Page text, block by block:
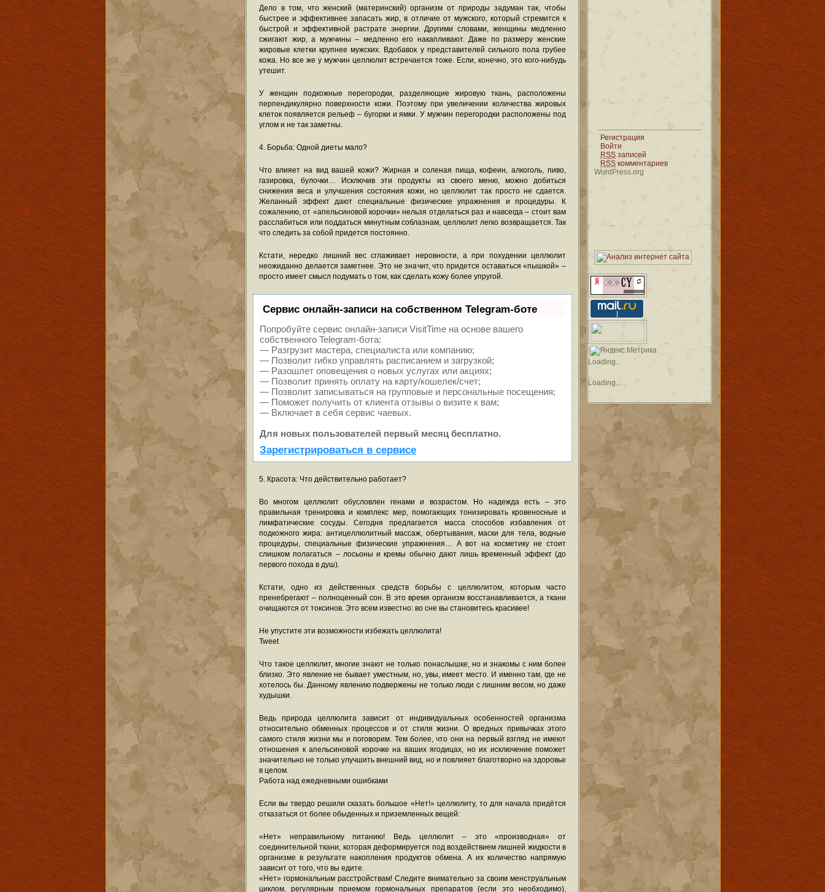
Дело в том, что женский (материнский) организм от природы задуман так, чтобы
быстрее и эффективнее запасать жир, в отличие от мужского, который стремится к
быстрой и эффективной растрате энергии. Другими словами, женщины медленно
сжигают жир, а мужчины – медленно его накапливают. Даже по размеру женские
жировые клетки крупнее мужских. Вдобавок у представителей сильного пола грубее
кожа. Но все же у мужчин целлюлит встречается тоже. Если, конечно, это кого-нибудь
утешит.
У женщин подкожные перегородки, разделяющие жировую ткань, расположены
перпендикулярно поверхности кожи. Поэтому при увеличении количества жировых
клеток появляется рельеф – бугорки и ямки. У мужчин перегородки расположены под
углом и не так заметны.
4. Борьба: Одной диеты мало?
Что влияет на вид вашей кожи? Жирная и соленая пища, кофеин, алкоголь, пиво,
газировка, булочки… Исключив эти продукты из своего меню, можно добиться
снижения веса и улучшения состояния кожи, но целлюлит так просто не сдается.
Желанный эффект дают специальные физические упражнения и процедуры. К
сожалению, от «апельсиновой корочки» нельзя отделаться раз и навсегда – стоит вам
расслабиться или поддаться минутным соблазнам, целлюлит легко возвращается. Так
что следить за собой придется постоянно.
Кстати, нередко лишний вес сглаживает неровности, а при похудении целлюлит
неожиданно делается заметнее. Это не значит, что придется оставаться «пышкой» –
просто имеет смысл подумать о том, как сделать кожу более упругой.
Сервис онлайн-записи на собственном Telegram-боте
Попробуйте сервис онлайн-записи VisitTime на основе вашего
собственного Telegram-бота:
— Разгрузит мастера, специалиста или компанию;
— Позволит гибко управлять расписанием и загрузкой;
— Разошлет оповещения о новых услугах или акциях;
— Позволит принять оплату на карту/кошелек/счет;
— Позволит записываться на групповые и персональные посещения;
— Поможет получить от клиента отзывы о визите к вам;
— Включает в себя сервис чаевых.
Для новых пользователей первый месяц бесплатно.
Зарегистрироваться в сервисе
5. Красота: Что действительно работает?
Во многом целлюлит обусловлен генами и возрастом. Но надежда есть – это
правильная тренировка и комплекс мер, помогающих тонизировать кровеносные и
лимфатические сосуды. Сегодня предлагается масса способов избавления от
подкожного жира: антицеллюлитный массаж, обертывания, маски для тела, водные
процедуры, специальные физические упражнения… А вот на косметику не стоит
слишком полагаться – лосьоны и кремы обычно дают лишь временный эффект (до
первого похода в душ).
Кстати, одно из действенных средств борьбы с целлюлитом, которым часто
пренебрегают – полноценный сон. В это время организм восстанавливается, а ткани
очищаются от токсинов. Это всем известно: во сне вы становитесь красивее!
Не упустите эти возможности избежать целлюлита!
Tweet
Что такое целлюлит, многие знают не только понаслышке, но и знакомы с ним более
близко. Это явление не бывает уместным, но, увы, имеет место. И именно там, где не
хотелось бы. Данному явлению подвержены не только люди с лишним весом, но даже
худышки.
Ведь природа целлюлита зависит от индивидуальных особенностей организма
относительно обменных процессов и от стиля жизни. О вредных привычках этого
самого стиля жизни мы и поговорим. Тем более, что они на первый взгляд не имеют
отношения к апельсиновой корочке на ваших ягодицах, но их исключение поможет
значительно не только улучшить внешний вид, но и повлияет благотворно на здоровье
в целом.
Работа над ежедневными ошибками
Если вы твердо решили сказать большое «Нет!» целлюлиту, то для начала придётся
отказаться от более обыденных и приземленных вещей:
«Нет» неправильному питанию! Ведь целлюлит – это «производная» от
соединительной ткани, которая деформируется под воздействием лишней жидкости в
организме в результате накопления продуктов обмена. А их количество напрямую
зависит от того, что вы едите.
«Нет» гормональным расстройствам! Следите внимательно за своим менструальным
циклом, регулярным приемом гормональных препаратов (если это необходимо),
Регистрация
Войти
RSS записей
RSS комментариев
WordPress.org
Loading...
Loading...